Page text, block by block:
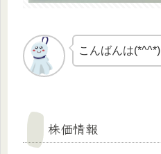
こんばんは
株価情報